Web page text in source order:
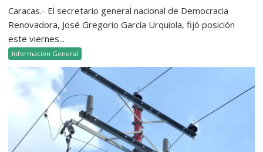
Caracas.- El secretario general nacional de Democracia
Renovadora, José Gregorio García Urquiola, fijó posición
este viernes...
Información General